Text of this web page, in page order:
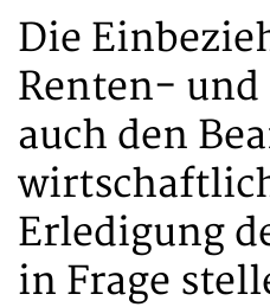
Die
Renten- und
auch den
Erledigung
in Frage